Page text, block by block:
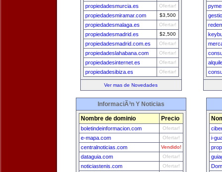
propiedadesmurcia.es Ofertar!
propiedadesmiramar.com $3,500
propiedadesmalaga.es Ofertar!
propiedadesmadrid.es $2,500
propiedadesmadrid.com.es Ofertar!
propiedadeslahabana.com Ofertar!
propiedadesinternet.es Ofertar!
propiedadesibiza.es Ofertar!
Ver mas de Novedades
InformaciÃ³n Y Noticias
Nombre de dominio Precio
boletindeinformacion.com Ofertar!
e-mapa.com Ofertar!
centralnoticias.com Vendido!
dataguia.com Ofertar!
noticiastenis.com Ofertar!
i-